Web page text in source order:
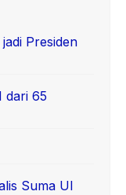
Presiden
dari 65
Suma UI